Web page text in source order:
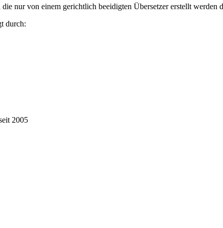
nur von einem gerichtlich beeidigten Übersetzer erstellt werden
durch:
2005